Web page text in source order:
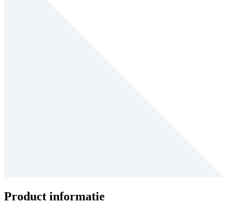
Product informatie